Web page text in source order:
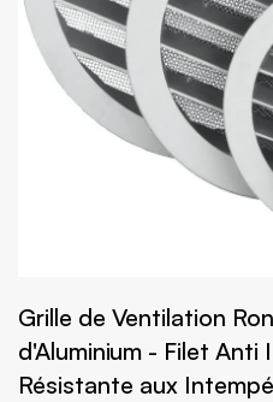
Grille de Ventilation
d'Aluminium - Filet
Résistante aux